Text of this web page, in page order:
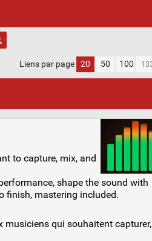
Liens par page 20 50 100
to capture, mix, and
shape the sound with
finish, mastering included.
musiciens qui souhaitent capturer,